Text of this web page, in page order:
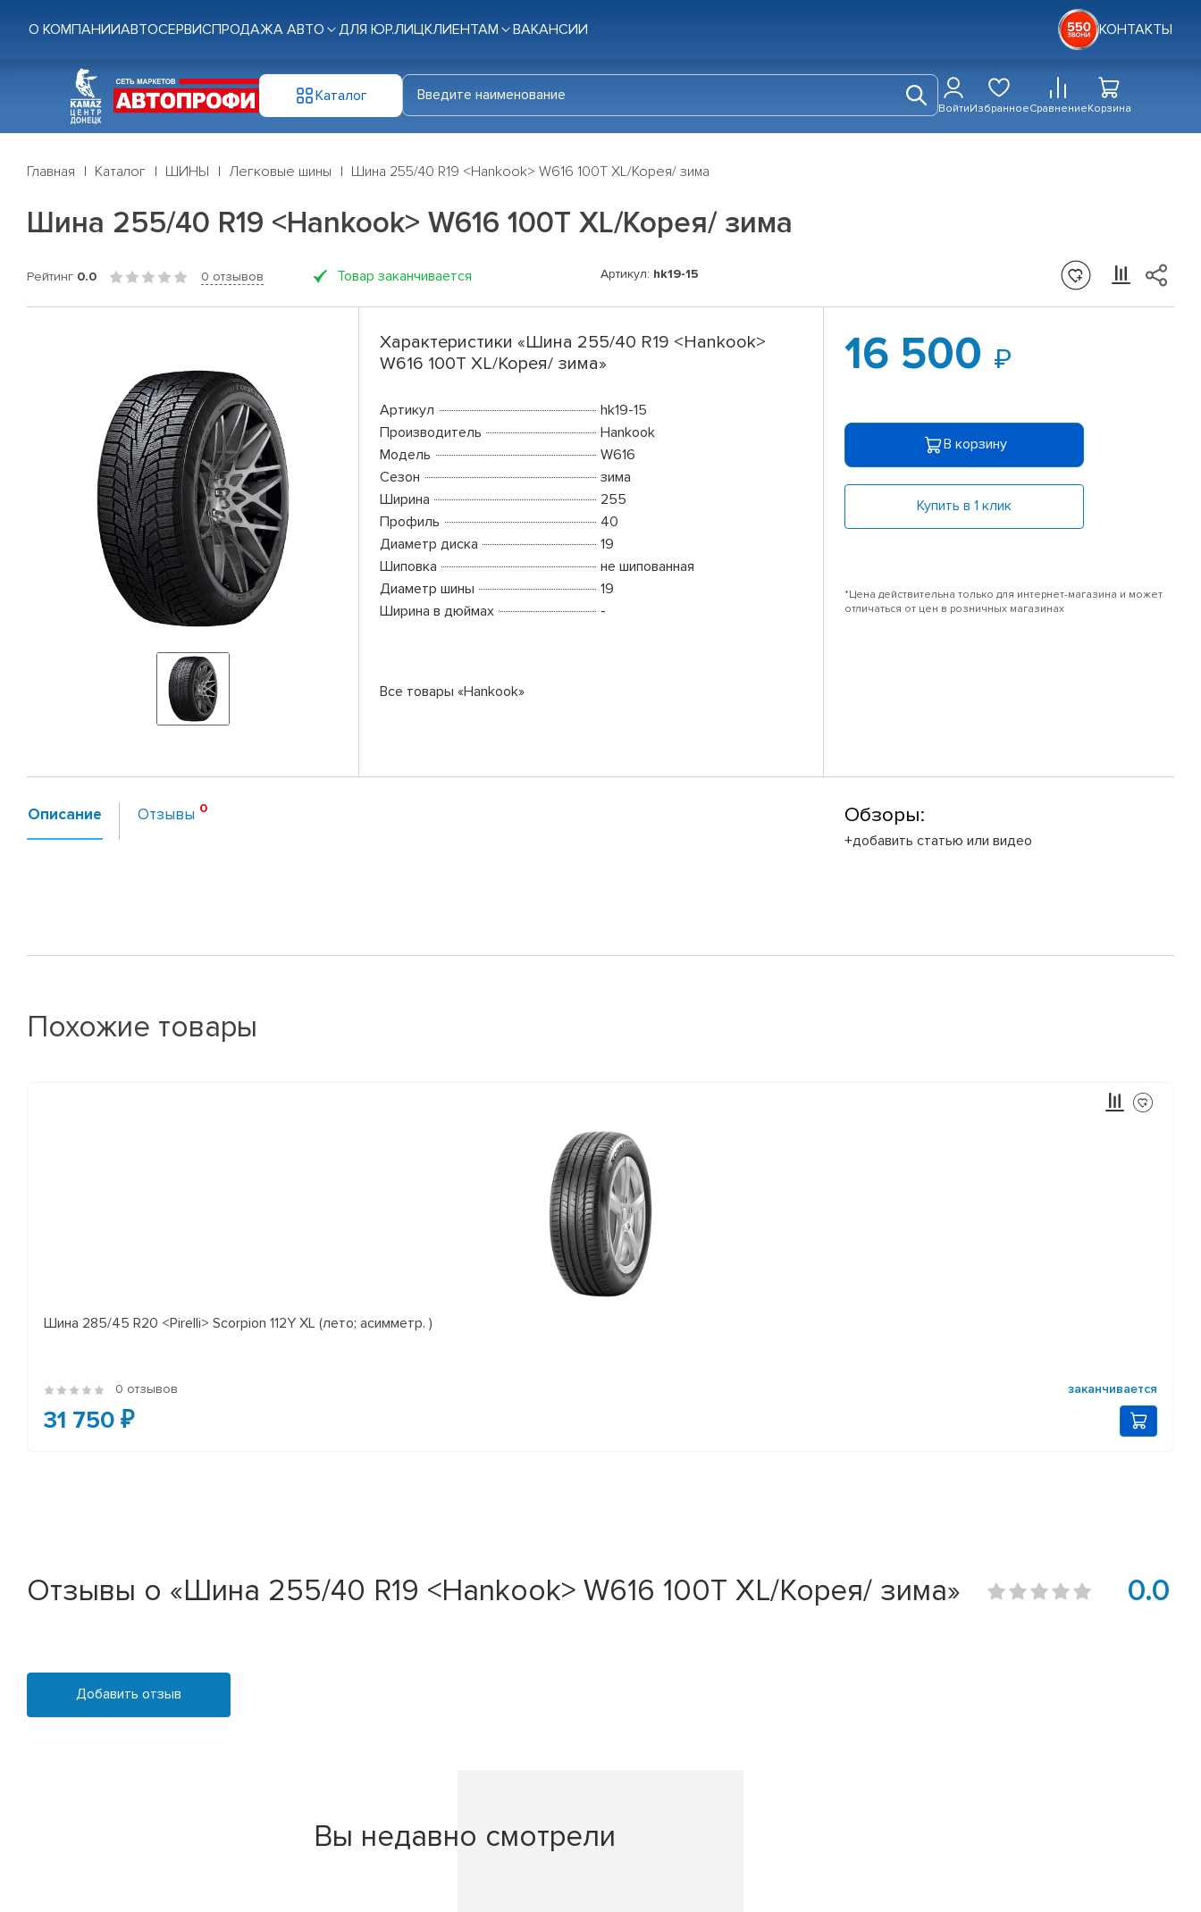
О КОМПАНИИАВТОСЕРВИСПРОДАЖА АВТО ДЛЯ ЮР.ЛИЦКЛИЕНТАМ ВАКАНСИИ КОНТАКТЫ
Каталог
ВойтиИзбранноеСравнениеКорзина
Главная Каталог ШИНЫ Легковые шины Шина 255/40 R19 <Hankook> W616 100T XL/Корея/ зима
Шина 255/40 R19 <Hankook> W616 100T XL/Корея/ зима
Рейтинг 0.0 0 отзывов Товар заканчивается Артикул: hk19-15
Характеристики «Шина 255/40 R19 <Hankook>
W616 100T XL/Корея/ зима»
Артикул
hk19-15
Производитель
Hankook
Модель
W616
Сезон
зима
Ширина
255
Профиль
40
Диаметр диска
19
Шиповка
не шипованная
Диаметр шины
19
Ширина в дюймах
-
Все товары «Hankook»
16 500
В корзину
Купить в 1 клик
*Цена действительна только для интернет-магазина и может
отличаться от цен в розничных магазинах
Описание Отзывы Обзоры:
+добавить статью или видео
Похожие товары
Шина 285/45 R20 <Pirelli> Scorpion 112Y XL (лето; асимметр. )
0 отзывов заканчивается
31 750 ₽
Отзывы о «Шина 255/40 R19 <Hankook> W616 100T XL/Корея/ зима» 0.0
Добавить отзыв
Вы недавно смотрели